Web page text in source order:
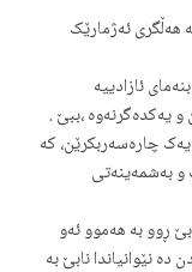
هەڵگری ئه‌ژمارێک
ئازادییه‌
یه‌کده‌گرنه‌وه‌‌ ،ببێ‌ .
چاره‌سه‌ربکرێن، که‌
و به‌شمه‌ینه‌تی
ڕوو به‌ هه‌موو ئه‌و
ده‌ نێوانیاندا نابێ بە